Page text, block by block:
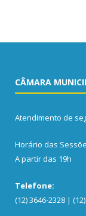
CÂMARA
Atendimento de
Horário das
A partir das 19h
Telefone:
(12) 3646-2328 |